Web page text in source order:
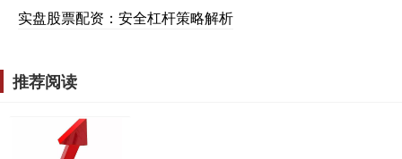
实盘股票配资：安全杠杆策略解析
推荐阅读